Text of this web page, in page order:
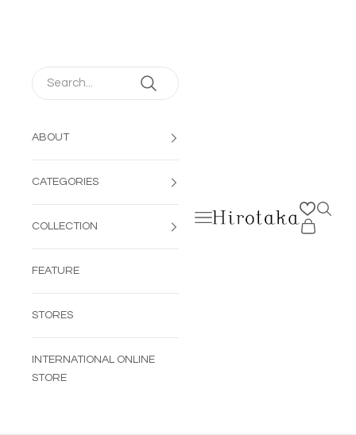
Hirotaka Jewelry | 公式オン
メニューを開く
検索を
カートを
ABOUT
CATEGORIES
COLLECTION
FEATURE
STORES
INTERNATIONAL ONLINE
STORE